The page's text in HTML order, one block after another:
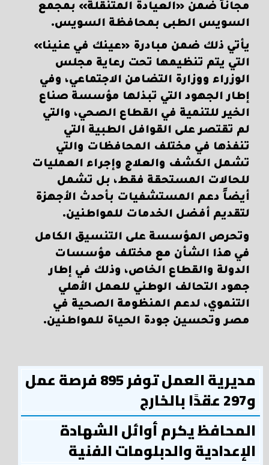
مجاناً ضمن «العيادة المتنقلة» بمجمع
السويس الطبى بمحافظة السويس.
يأتي ذلك ضمن مبادرة «عينك في عنينا»
التي يتم تنظيمها تحت رعاية مجلس
الوزراء ووزارة التضامن الاجتماعي، وفي
إطار الجهود التي تبذلها مؤسسة صناع
الخير للتنمية في القطاع الصحي، والتي
لم تقتصر على القوافل الطبية التي
تنفذها في مختلف المحافظات والتي
تشمل الكشف والعلاج وإجراء العمليات
للحالات المستحقة فقط، بل تشمل
أيضاً دعم المستشفيات بأحدث الأجهزة
لتقديم أفضل الخدمات للمواطنين.
وتحرص المؤسسة على التنسيق الكامل
في هذا الشأن مع مختلف مؤسسات
الدولة والقطاع الخاص، وذلك في إطار
جهود التحالف الوطني للعمل الأهلي
التنموي، لدعم المنظومة الصحية في
مصر وتحسين جودة الحياة للمواطنين.
مديرية العمل توفر 895 فرصة عمل
و297 عقدًا بالخارج
المحافظ يكرم أوائل الشهادة
الإعدادية والدبلومات الفنية